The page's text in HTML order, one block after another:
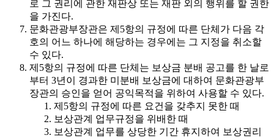
로 그 권리에 관한 재판상 또는 재판 외의 행위를 할 권한
을 가진다.
문화관광부장관은 제5항의 규정에 따른 단체가 다음 각
호의 어느 하나에 해당하는 경우에는 그 지정을 취소할
수 있다.
제5항의 규정에 따른 단체는 보상금 분배 공고를 한 날로
부터 3년이 경과한 미분배 보상금에 대하여 문화관광부
장관의 승인을 얻어 공익목적을 위하여 사용할 수 있다.
제5항의 규정에 따른 요건을 갖추지 못한 때
보상관계 업무규정을 위배한 때
보상관계 업무를 상당한 기간 휴지하여 보상권리